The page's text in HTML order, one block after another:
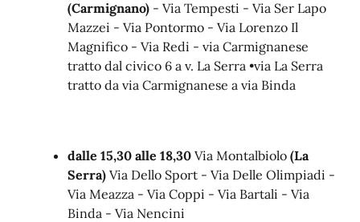
(Carmignano) - Via Tempesti - Via Ser Lapo
Mazzei - Via Pontormo - Via Lorenzo Il
Magnifico - Via Redi - via Carmignanese
tratto dal civico 6 a v. La Serra •via La Serra
tratto da via Carmignanese a via Binda
dalle 15,30 alle 18,30 Via Montalbiolo (La
Serra) Via Dello Sport - Via Delle Olimpiadi -
Via Meazza - Via Coppi - Via Bartali - Via
Binda - Via Nencini